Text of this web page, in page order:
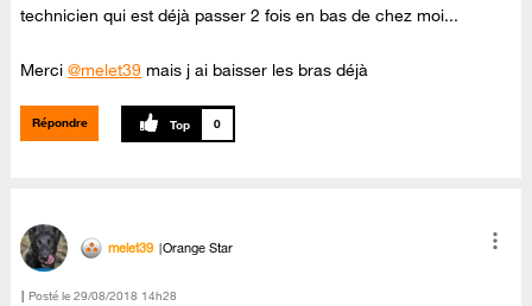
technicien qui est déjà passer 2 fois en bas de chez moi...
Merci@melet39 mais j ai baisser les bras déjà
Répondre 0
melet39 Orange Star
Posté le ‎29/08/2018 14h28